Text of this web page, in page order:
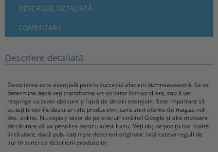
DESCRIERE DETALIATĂ
COMENTARII
Descriere detaliată
Descrierea este esențială pentru succesul afacerii dumneavoastră. Ea va
determina dacă veți transforma un vizitator într-un client, sau îl vei
respinge cu texte obscure și lipsă de detalii esențiale. Este important să
scrieți propriile descrieri ale produselor, care sunt oferite de magazinul
dvs. online. Nu copiați texte de pe site-uri străine! Google și alte motoare
de căutare vă va penaliza pentru acest lucru. Veți obține poziții mai înalte
în căutare, dacă publicați niște descrieri originale. Iată cateva reguli de
aur în scrierea descrierii produselor: